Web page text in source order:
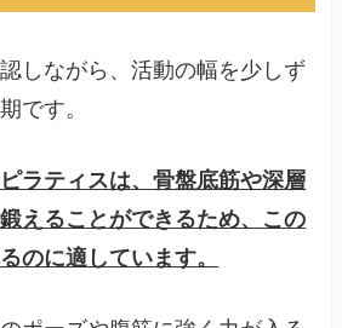
しながら、活動の幅を少しず
です。
ラティスは、骨盤底筋や深層
えることができるため、この
のに適しています。